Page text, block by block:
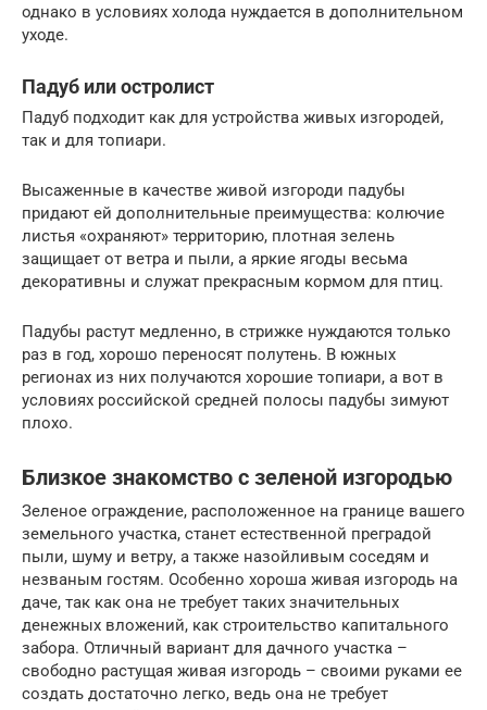
однако в условиях холода нуждается в дополнительном
уходе.
Падуб или остролист
Падуб подходит как для устройства живых изгородей,
так и для топиари.
Высаженные в качестве живой изгороди падубы
придают ей дополнительные преимущества: колючие
листья «охраняют» территорию, плотная зелень
защищает от ветра и пыли, а яркие ягоды весьма
декоративны и служат прекрасным кормом для птиц.
Падубы растут медленно, в стрижке нуждаются только
раз в год, хорошо переносят полутень. В южных
регионах из них получаются хорошие топиари, а вот в
условиях российской средней полосы падубы зимуют
плохо.
Близкое знакомство с зеленой изгородью
Зеленое ограждение, расположенное на границе вашего
земельного участка, станет естественной преградой
пыли, шуму и ветру, а также назойливым соседям и
незваным гостям. Особенно хороша живая изгородь на
даче, так как она не требует таких значительных
денежных вложений, как строительство капитального
забора. Отличный вариант для дачного участка –
свободно растущая живая изгородь – своими руками ее
создать достаточно легко, ведь она не требует